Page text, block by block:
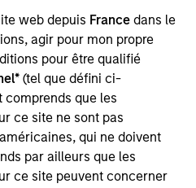
web depuis France dans le
agir pour mon propre
pour être qualifié
(tel que défini ci-
comprends que les
ce site ne sont pas
qui ne doivent
par ailleurs que les
ce site peuvent concerner
in the Portfolio
in London. Within
team, he leads quant
on investment
and analytics tooling.